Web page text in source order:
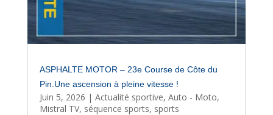
ASPHALTE MOTOR – 23e Course de Côte du
Pin.Une ascension à pleine vitesse !
Juin 5, 2026 | Actualité sportive, Auto - Moto,
Mistral TV, séquence sports, sports